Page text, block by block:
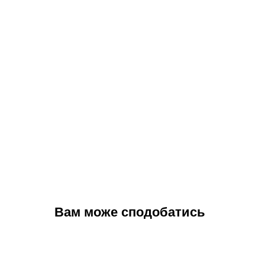
Вам може сподобатись